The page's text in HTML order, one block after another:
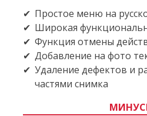
Простое меню на
Широкая
Функция отмены
Добавление на фото
Удаление дефектов и
частями снимка